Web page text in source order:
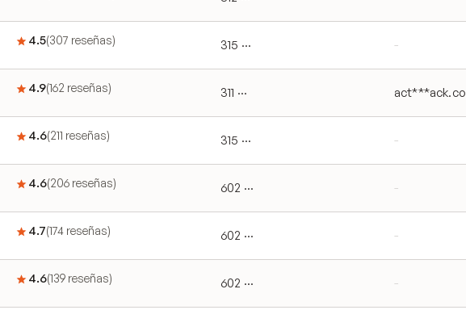
4.5(307 reseñas) 315 ··· -
4.9(162 reseñas) 311 ··· act***ack.co
4.6(211 reseñas) 315 ··· -
4.6(206 reseñas) 602 ··· -
4.7(174 reseñas) 602 ··· -
4.6(139 reseñas) 602 ··· -